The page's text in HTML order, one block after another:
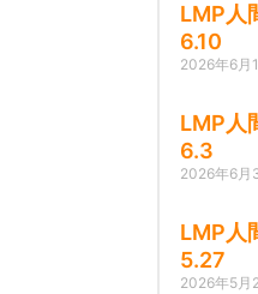
LMP人
6.10
2026年6月
LMP人
6.3
2026年6月
LMP人
5.27
2026年5月